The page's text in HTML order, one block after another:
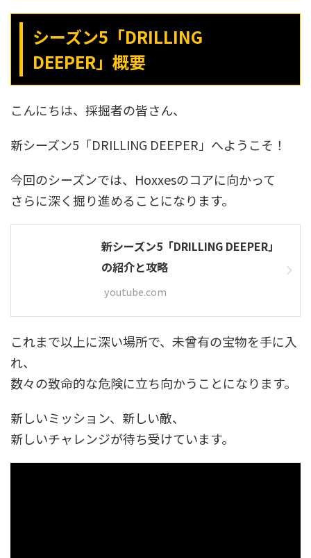
シーズン5「DRILLING
DEEPER」概要
こんにちは、採掘者の皆さん、
新シーズン5「DRILLING DEEPER」へようこそ！
今回のシーズンでは、Hoxxesのコアに向かって
さらに深く掘り進めることになります。
新シーズン5「DRILLING DEEPER」
の紹介と攻略
youtube.com
これまで以上に深い場所で、未曾有の宝物を手に入
れ、
数々の致命的な危険に立ち向かうことになります。
新しいミッション、新しい敵、
新しいチャレンジが待ち受けています。